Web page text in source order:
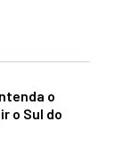
o
o Sul do